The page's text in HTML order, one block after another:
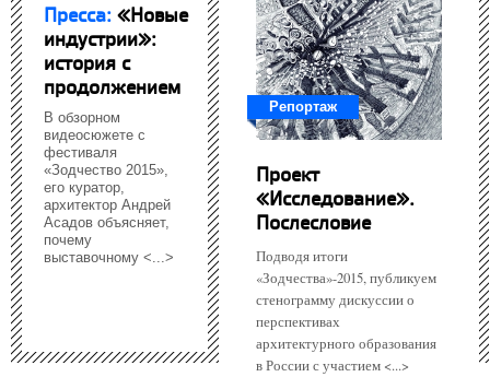
Пресса: «Новые
индустрии»:
история с
продолжением
В обзорном
видеосюжете с
фестиваля
«Зодчество 2015»,
его куратор,
архитектор Андрей
Асадов объясняет,
почему
выставочному <...>
Репортаж
Проект
«Исследование».
Послесловие
Подводя итоги
«Зодчества»-2015, публикуем
стенограмму дискуссии о
перспективах
архитектурного образования
в России с участием <...>